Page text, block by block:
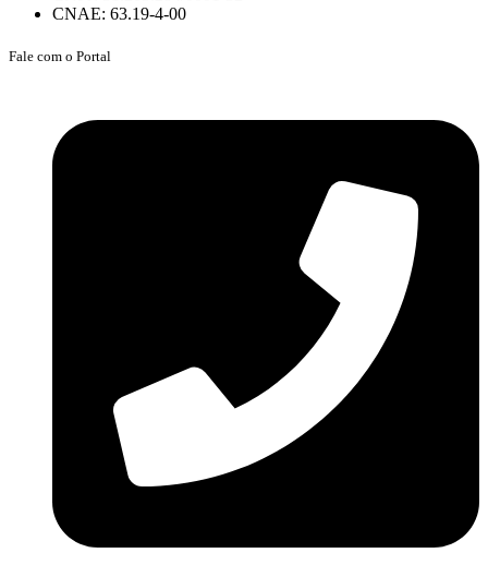
CNAE: 63.19-4-00
Fale com o Portal